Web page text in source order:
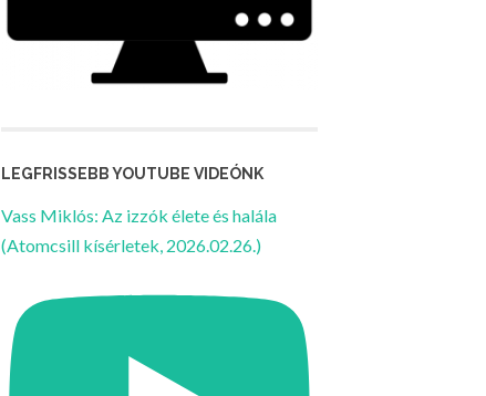
LEGFRISSEBB YOUTUBE VIDEÓNK
Vass Miklós: Az izzók élete és halála
(Atomcsill kísérletek, 2026.02.26.)